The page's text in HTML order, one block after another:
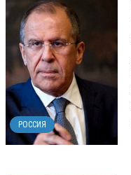
РОССИЯ